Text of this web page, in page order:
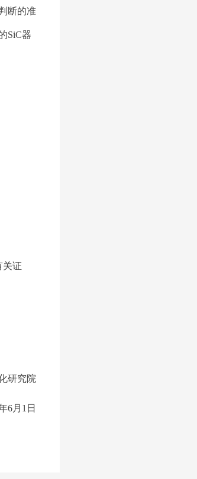
断的准
SiC器
关证
研究院
6月 1 日